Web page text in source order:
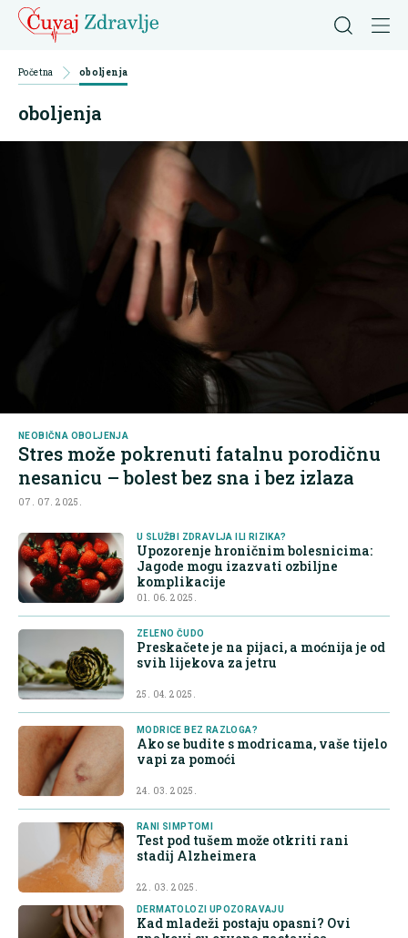
Početna oboljenja
oboljenja
NEOBIČNA OBOLJENJA
Stres može pokrenuti fatalnu porodičnu
nesanicu – bolest bez sna i bez izlaza
07. 07. 2025.
U SLUŽBI ZDRAVLJA ILI RIZIKA?
Upozorenje hroničnim bolesnicima:
Jagode mogu izazvati ozbiljne
komplikacije
01. 06. 2025.
ZELENO ČUDO
Preskačete je na pijaci, a moćnija je od
svih lijekova za jetru
25. 04. 2025.
MODRICE BEZ RAZLOGA?
Ako se budite s modricama, vaše tijelo
vapi za pomoći
24. 03. 2025.
RANI SIMPTOMI
Test pod tušem može otkriti rani
stadij Alzheimera
22. 03. 2025.
DERMATOLOZI UPOZORAVAJU
Kad mladeži postaju opasni? Ovi